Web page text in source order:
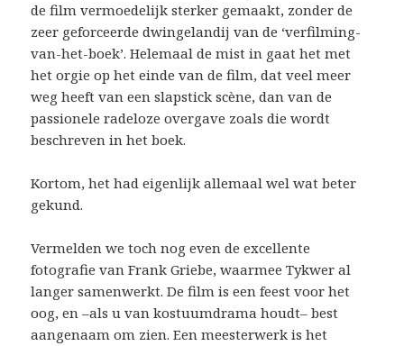
de film vermoedelijk sterker gemaakt, zonder de
zeer geforceerde dwingelandij van de ‘verfilming-
van-het-boek’. Helemaal de mist in gaat het met
het orgie op het einde van de film, dat veel meer
weg heeft van een slapstick scène, dan van de
passionele radeloze overgave zoals die wordt
beschreven in het boek.
Kortom, het had eigenlijk allemaal wel wat beter
gekund.
Vermelden we toch nog even de excellente
fotografie van Frank Griebe, waarmee Tykwer al
langer samenwerkt. De film is een feest voor het
oog, en –als u van kostuumdrama houdt– best
aangenaam om zien. Een meesterwerk is het